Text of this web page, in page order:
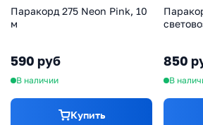
Паракорд 275 Neon Pink, 10
м
590 руб
В наличии
Купить
850
В